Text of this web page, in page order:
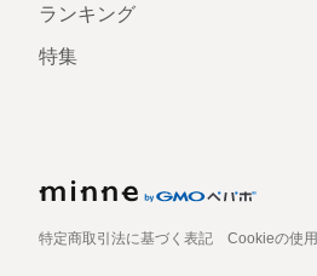
ランキング
特集
特定商取引法に基づく表記 Cookieの使